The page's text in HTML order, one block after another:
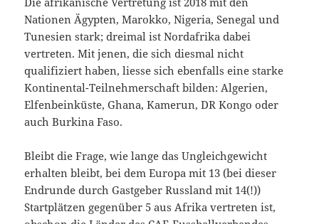
Nationen Ägypten, Marokko, Nigeria, Senegal und
Tunesien stark; dreimal ist Nordafrika dabei
vertreten. Mit jenen, die sich diesmal nicht
qualifiziert haben, liesse sich ebenfalls eine starke
Kontinental-Teilnehmerschaft bilden: Algerien,
Elfenbeinküste, Ghana, Kamerun, DR Kongo oder
auch Burkina Faso.
Bleibt die Frage, wie lange das Ungleichgewicht
erhalten bleibt, bei dem Europa mit 13 (bei dieser
Endrunde durch Gastgeber Russland mit 14(!))
Startplätzen gegenüber 5 aus Afrika vertreten ist,